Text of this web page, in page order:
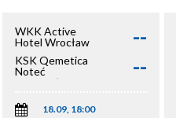
WKK Active
Hotel Wrocław
--
KSK Qemetica
Noteć
Inowrocław
--
18.09, 18:00